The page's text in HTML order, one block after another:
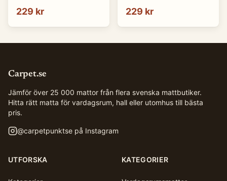
229 kr 229 kr
Carpet.se
Jämför över 25 000 mattor från flera svenska mattbutiker.
Hitta rätt matta för vardagsrum, hall eller utomhus till bästa
pris.
@carpetpunktse på Instagram
UTFORSKA KATEGORIER